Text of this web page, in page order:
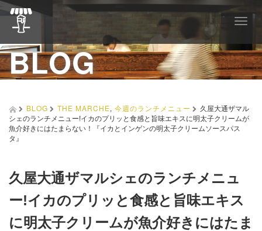
T
g
g
l
e
v
n
BLOG
BLOG THE MARCHE, 今週のランチメニュー
久屋大通ザマル
シェのランチメニュー!イカのプリッと食感と旨味エキスに明太子クリームが
魚介好きにはたまらない！『イカとインゲンの明太子クリームソースパス
タ』
久屋大通ザマルシェのランチメニュ
ー!イカのプリッと食感と旨味エキス
に明太子クリームが魚介好きにはたま